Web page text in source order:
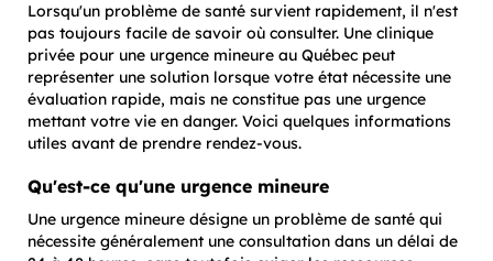
Lorsqu'un problème de santé survient rapidement, il n'est
pas toujours facile de savoir où consulter. Une clinique
privée pour une urgence mineure au Québec peut
représenter une solution lorsque votre état nécessite une
évaluation rapide, mais ne constitue pas une urgence
mettant votre vie en danger. Voici quelques informations
utiles avant de prendre rendez-vous.
Qu'est-ce qu'une urgence mineure
Une urgence mineure désigne un problème de santé qui
nécessite généralement une consultation dans un délai de